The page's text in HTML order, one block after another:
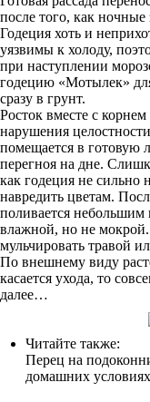
после того, как ночные
Годеция хоть и
уязвимы к холоду,
при наступлении
годецию «Мотылек»
сразу в грунт.
Росток вместе с
нарушения
помещается в готовую
перегноя на дне.
как годеция не сильно
навредить цветам.
поливается небольшим
влажной, но не
мульчировать травой
По внешнему виду
касается ухода, то
далее…
Читайте также:
Перец на
домашних условиях